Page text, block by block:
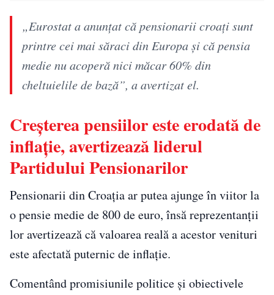
„Eurostat a anunțat că pensionarii croați sunt
printre cei mai săraci din Europa și că pensia
medie nu acoperă nici măcar 60% din
cheltuielile de bază”, a avertizat el.
Creșterea pensiilor este erodată de
inflație, avertizează liderul
Partidului Pensionarilor
Pensionarii din Croația ar putea ajunge în viitor la
o pensie medie de 800 de euro, însă reprezentanții
lor avertizează că valoarea reală a acestor venituri
este afectată puternic de inflație.
Comentând promisiunile politice și obiectivele